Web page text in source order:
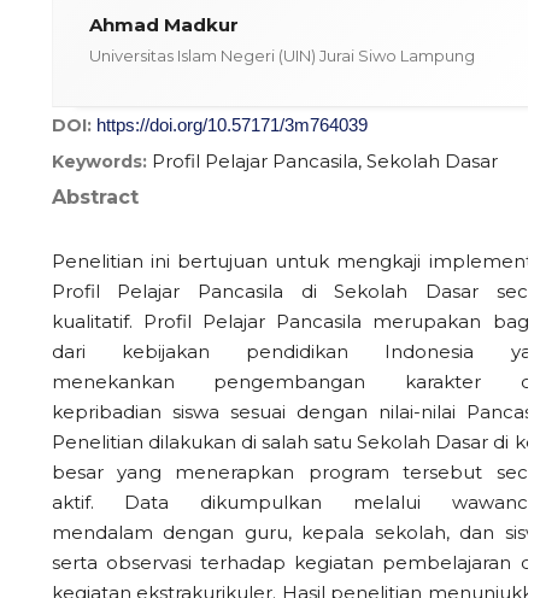
Ahmad Madkur
Universitas Islam Negeri (UIN) Jurai Siwo Lampung
DOI: https://doi.org/10.57171/3m764039
Keywords: Profil Pelajar Pancasila, Sekolah Dasar
Abstract
Penelitian ini bertujuan untuk mengkaji
Profil Pelajar Pancasila di Sekolah Dasar
kualitatif. Profil Pelajar Pancasila merupakan
dari kebijakan pendidikan Indonesia
menekankan pengembangan karakter
kepribadian siswa sesuai dengan nilai-nilai
Penelitian dilakukan di salah satu Sekolah Dasar di
besar yang menerapkan program tersebut
aktif. Data dikumpulkan melalui
mendalam dengan guru, kepala sekolah, dan
serta observasi terhadap kegiatan pembelajaran
kegiatan ekstrakurikuler. Hasil penelitian